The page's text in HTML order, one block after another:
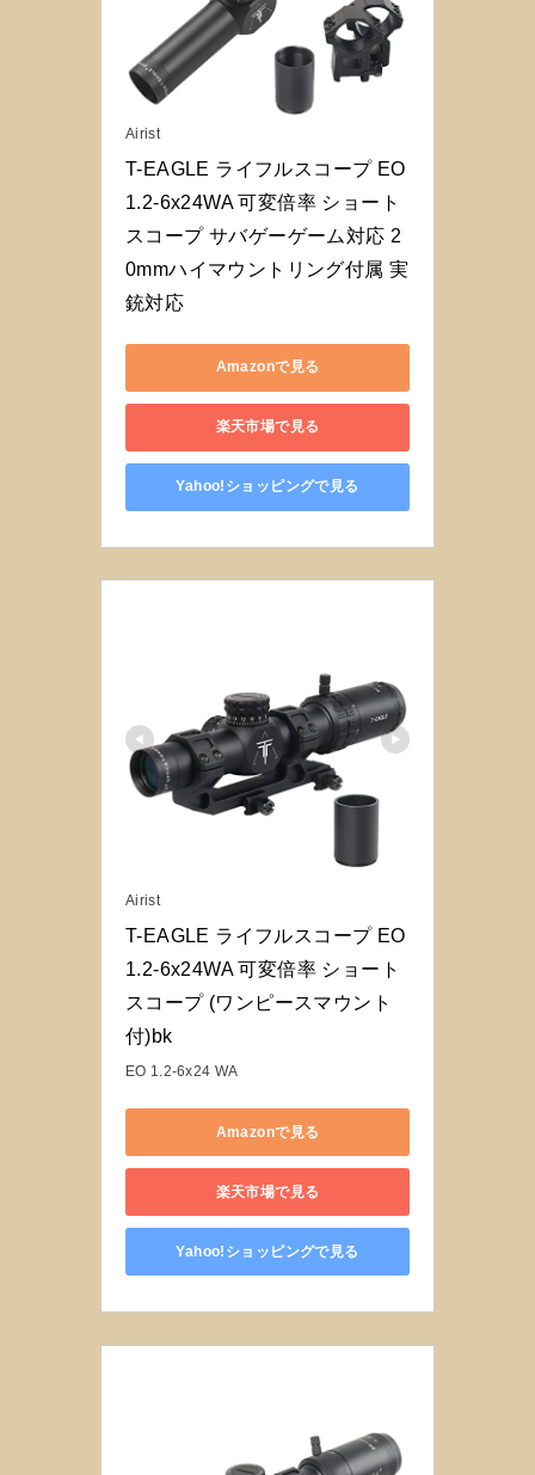
Airist
T-EAGLE ライフルスコープ EO
1.2-6x24WA 可変倍率 ショート
スコープ サバゲーゲーム対応 2
0mmハイマウントリング付属 実
銃対応
Amazonで見る
楽天市場で見る
Yahoo!ショッピングで見る
Airist
T-EAGLE ライフルスコープ EO
1.2-6x24WA 可変倍率 ショート
スコープ (ワンピースマウント
付)bk
EO 1.2-6x24 WA
Amazonで見る
楽天市場で見る
Yahoo!ショッピングで見る